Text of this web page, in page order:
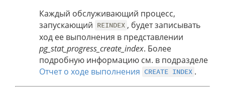
Каждый обслуживающий процесс,
запускающий REINDEX , будет записывать
ход ее выполнения в представлении
pg_stat_progress_create_index. Более
подробную информацию см. в подразделе
Отчет о ходе выполнения CREATE INDEX .